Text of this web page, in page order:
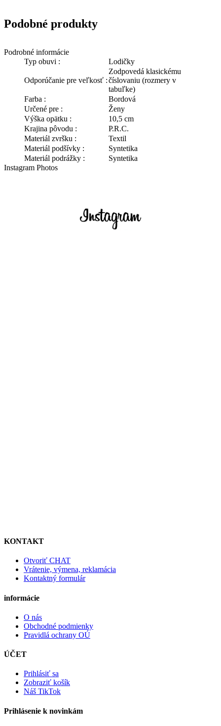
Podrobné informácie
Typ obuvi :
Lodičky
Odporúčanie pre veľkosť :
Zodpovedá klasickému
číslovaniu (rozmery v
tabuľke)
Farba :
Bordová
Určené pre :
Ženy
Výška opätku :
10,5 cm
Krajina pôvodu :
P.R.C.
Materiál zvršku :
Textil
Materiál podšívky :
Syntetika
Materiál podrážky :
Syntetika
Instagram Photos
Podobné produkty
KONTAKT
Otvoriť CHAT
Vrátenie, výmena, reklamácia
Kontaktný formulár
informácie
O nás
Obchodné podmienky
Pravidlá ochrany OÚ
ÚČET
Prihlásiť sa
Zobraziť košík
Náš TikTok
Prihlásenie k novinkám